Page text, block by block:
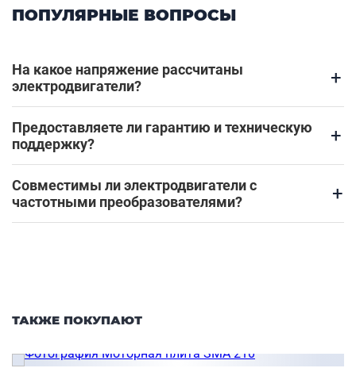
ПОПУЛЯРНЫЕ ВОПРОСЫ
На какое напряжение рассчитаны
электродвигатели?
+
Предоставляете ли гарантию и техническую
поддержку?
+
Совместимы ли электродвигатели с
частотными преобразователями?
+
ТАКЖЕ ПОКУПАЮТ